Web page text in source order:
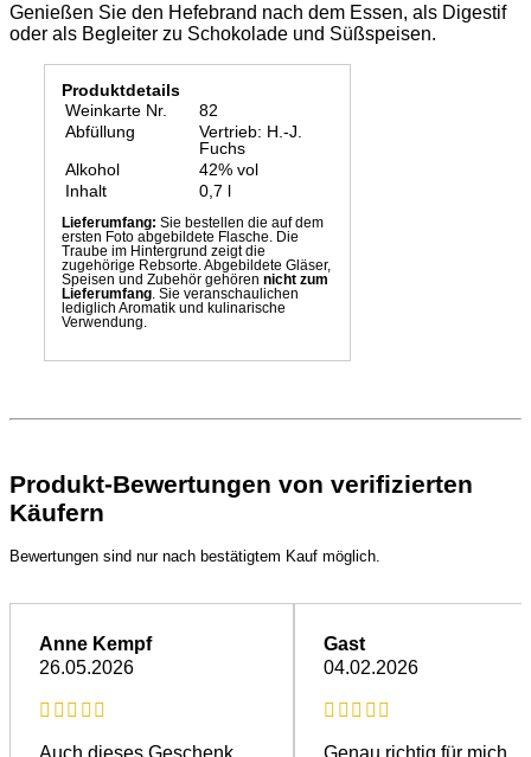
Genießen Sie den Hefebrand nach dem Essen, als Digestif
oder als Begleiter zu Schokolade und Süßspeisen.
Produktdetails
Weinkarte Nr.
82
Abfüllung
Vertrieb: H.-J.
Fuchs
Alkohol
42% vol
Inhalt
0,7 l
Lieferumfang:Sie bestellen die auf dem
ersten Foto abgebildete Flasche. Die
Traube im Hintergrund zeigt die
zugehörige Rebsorte. Abgebildete Gläser,
Speisen und Zubehör gehörennicht zum
Lieferumfang. Sie veranschaulichen
lediglich Aromatik und kulinarische
Verwendung.
Produkt-Bewertungen von verifizierten
Käufern
Bewertungen sind nur nach bestätigtem Kauf möglich.
Anne Kempf
26.05.2026
Gast
04.02.2026